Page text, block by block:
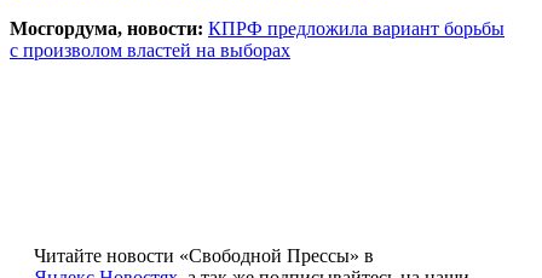
Мосгордума, новости: КПРФ предложила вариант борьбы
с произволом властей на выборах
Читайте новости «Свободной Прессы» в